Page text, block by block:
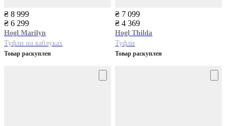
₴ 8 999
₴ 6 299
Hogl Marilyn
Туфли на каблуках
Товар раскуплен
₴ 7 099
₴ 4 369
Hogl Thilda
Туфли
Товар раскуплен